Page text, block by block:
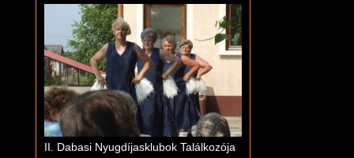
II. Dabasi Nyugdíjasklubok Találkozója